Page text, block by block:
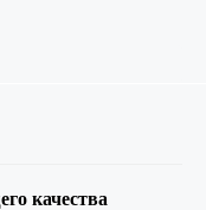
качества